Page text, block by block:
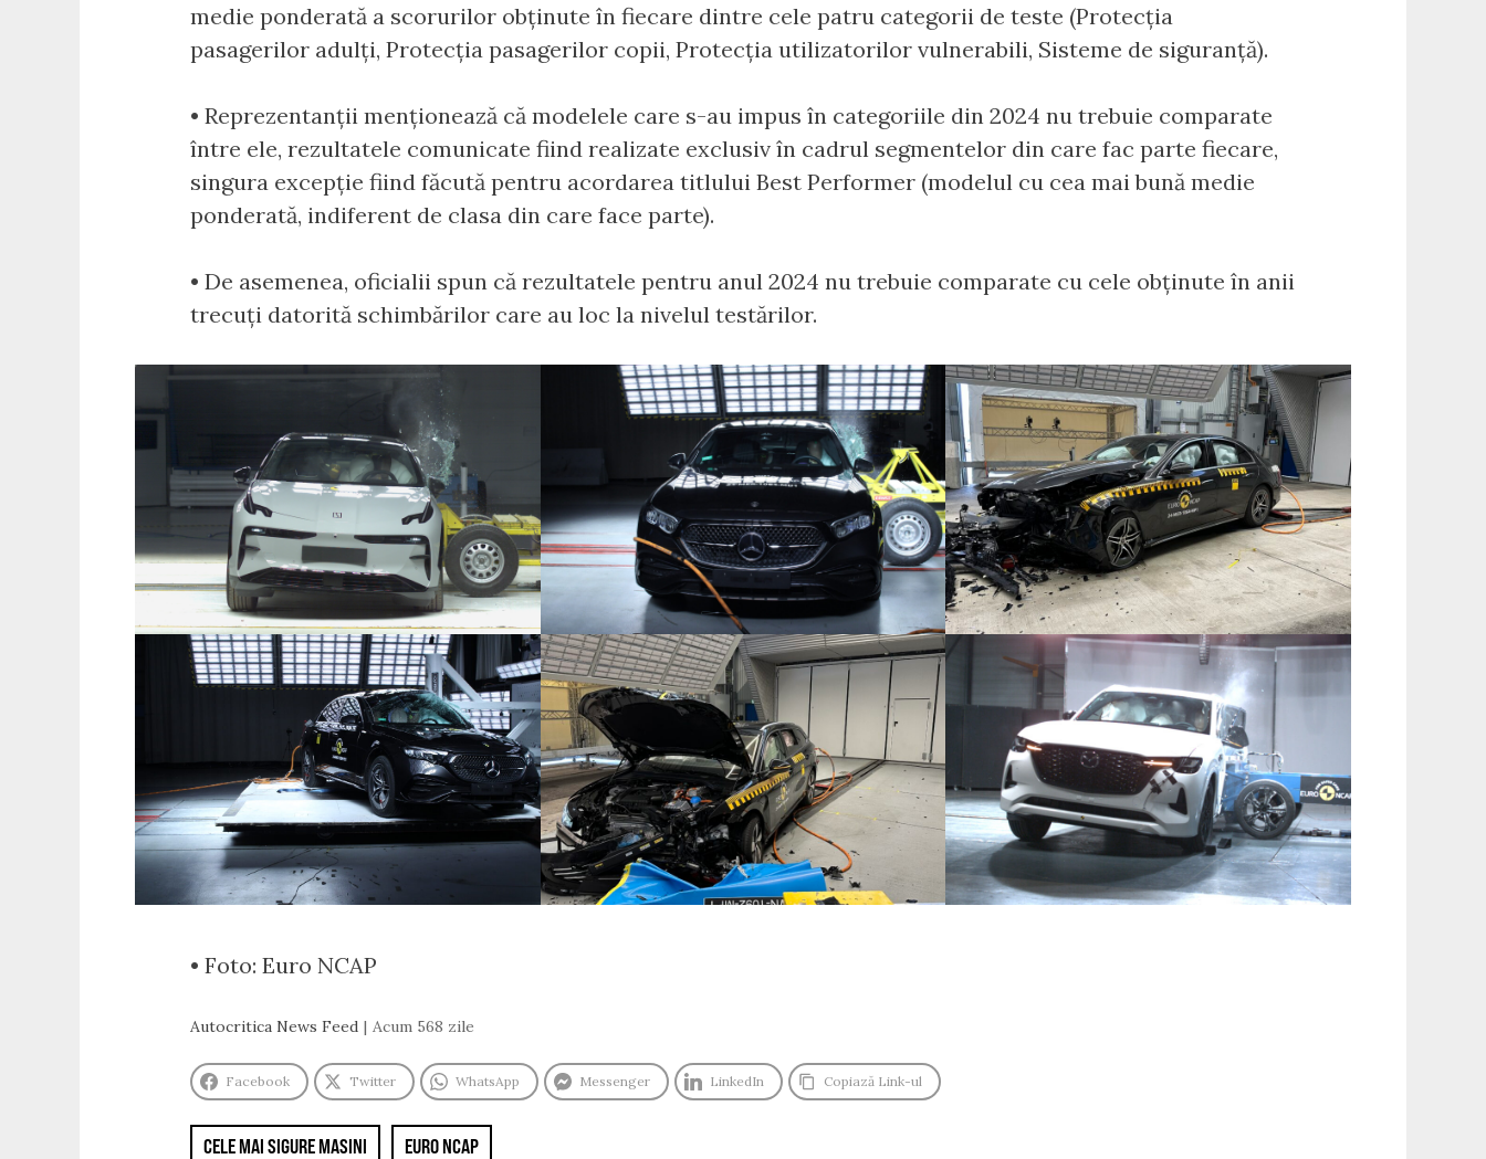
medie ponderată a scorurilor obținute în fiecare dintre cele patru categorii de teste (Protecția
pasagerilor adulți, Protecția pasagerilor copii, Protecția utilizatorilor vulnerabili, Sisteme de siguranță).
• Reprezentanții menționează că modelele care s-au impus în categoriile din 2024 nu trebuie comparate
între ele, rezultatele comunicate fiind realizate exclusiv în cadrul segmentelor din care fac parte fiecare,
singura excepție fiind făcută pentru acordarea titlului Best Performer (modelul cu cea mai bună medie
ponderată, indiferent de clasa din care face parte).
• De asemenea, oficialii spun că rezultatele pentru anul 2024 nu trebuie comparate cu cele obținute în anii
trecuți datorită schimbărilor care au loc la nivelul testărilor.
• Foto: Euro NCAP
Autocritica News Feed Acum 568 zile
Facebook Twitter WhatsApp Messenger LinkedIn Copiază Link-ul
CELE MAI SIGURE MASINI EURO NCAP